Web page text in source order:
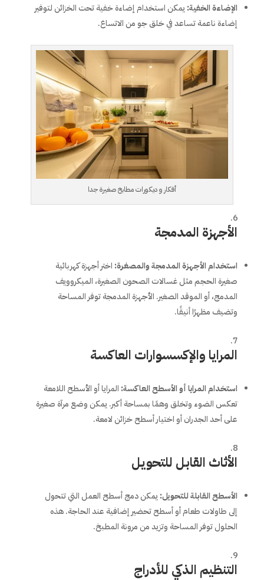
الإضاءة الخفية:يمكن استخدام إضاءة خفية تحت الخزائن لتوفير
إضاءة ناعمة تساعد في خلق جو من الاتساع.
أفكار و ديكورات مطابخ صغيرة جدا
الأجهزة المدمجة
استخدام الأجهزة المدمجة والمصغرة: اختر أجهزة كهربائية
صغيرة الحجم مثل غسالات الصحون الصغيرة، الميكروويف
المدمج، أو الموقد الصغير. الأجهزة المدمجة توفر المساحة
وتضيف مظهرًا أنيقًا.
المرايا والإكسسوارات العاكسة
استخدام المرايا أو الأسطح العاكسة: المرايا أو الأسطح اللامعة
تعكس الضوء وتخلق وهمًا بمساحة أكبر. يمكن وضع مرآة صغيرة
على أحد الجدران أو اختيار أسطح خزائن لامعة.
الأثاث القابل للتحويل
الأسطح القابلة للتحويل: يمكن دمج أسطح العمل التي تتحول
إلى طاولات طعام أو أسطح تحضير إضافية عند الحاجة. هذه
الحلول توفر المساحة وتزيد من مرونة المطبخ.
التنظيم الذكي للأدراج